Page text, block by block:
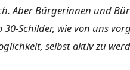
Aber Bürgerinnen und
30-Schilder, wie von uns
selbst aktiv zu